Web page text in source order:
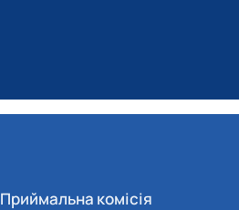
Приймальна комісія